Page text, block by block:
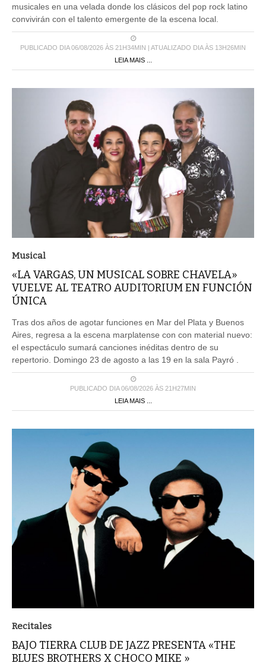
musicales en una velada donde los clásicos del pop rock latino
convivirán con el talento emergente de la escena local.
PUBLICADO DIA 06/08/2026 ÀS 21H34MIN | ATUALIZADO DIA ÀS 13H26MIN
LEIA MAIS ...
Musical
«LA VARGAS, UN MUSICAL SOBRE CHAVELA»
VUELVE AL TEATRO AUDITORIUM EN FUNCIÓN
ÚNICA
Tras dos años de agotar funciones en Mar del Plata y Buenos
Aires, regresa a la escena marplatense con con material nuevo:
el espectáculo sumará canciones inéditas dentro de su
repertorio. Domingo 23 de agosto a las 19 en la sala Payró .
PUBLICADO DIA 06/08/2026 ÀS 21H27MIN
LEIA MAIS ...
Recitales
BAJO TIERRA CLUB DE JAZZ PRESENTA «THE
BLUES BROTHERS X CHOCO MIKE »